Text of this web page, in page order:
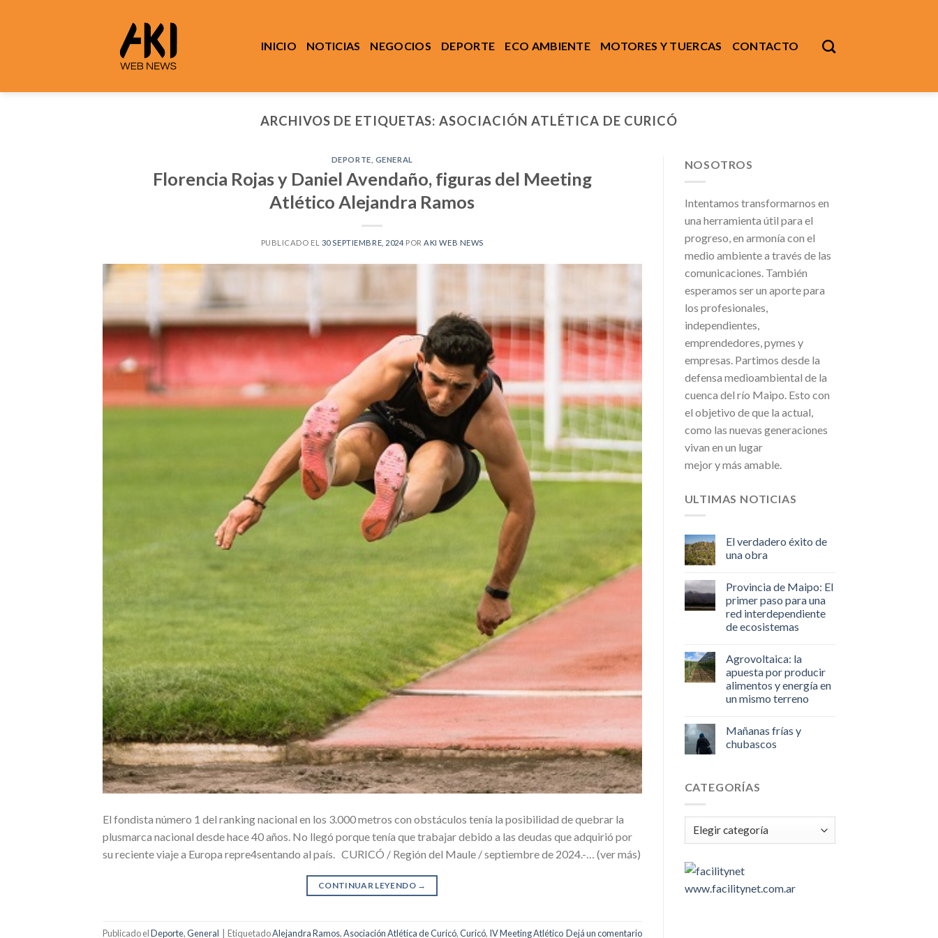
INICIO NOTICIAS NEGOCIOS DEPORTE ECO AMBIENTE MOTORES Y TUERCAS CONTACTO
ARCHIVOS DE ETIQUETAS:ASOCIACIÓN ATLÉTICA DE CURICÓ
DEPORTE GENERAL
Florencia Rojas y Daniel Avendaño, figuras del Meeting
Atlético Alejandra Ramos
PUBLICADO EL 30 SEPTIEMBRE, 2024 PORAKI WEB NEWS
El fondista número 1 del ranking nacional en los 3.000 metros con obstáculos tenía la posibilidad de quebrar la
plusmarca nacional desde hace 40 años. No llegó porque tenía que trabajar debido a las deudas que adquirió por
su reciente viaje a Europa repre4sentando al país. CURICÓ / Región del Maule / septiembre de 2024.-… (ver más)
CONTINUAR LEYENDO →
Publicado elDeporte,General EtiquetadoAlejandra Ramos,Asociación Atlética de Curicó,Curicó, IV Meeting Atlético Dejá un comentario
NOSOTROS
Intentamos transformarnos en
una herramienta útil para el
progreso, en armonía con el
medio ambiente a través de las
comunicaciones. También
esperamos ser un aporte para
los profesionales,
independientes,
emprendedores, pymes y
empresas. Partimos desde la
defensa medioambiental de la
cuenca del río Maipo. Esto con
el objetivo de que la actual,
como las nuevas generaciones
vivan en un lugar
mejor y más amable.
ULTIMAS NOTICIAS
El verdadero éxito de
una obra
Provincia de Maipo: El
primer paso para una
red interdependiente
de ecosistemas
Agrovoltaica: la
apuesta por producir
alimentos y energía en
un mismo terreno
Mañanas frías y
chubascos
CATEGORÍAS
Categorías
www.facilitynet.com.ar